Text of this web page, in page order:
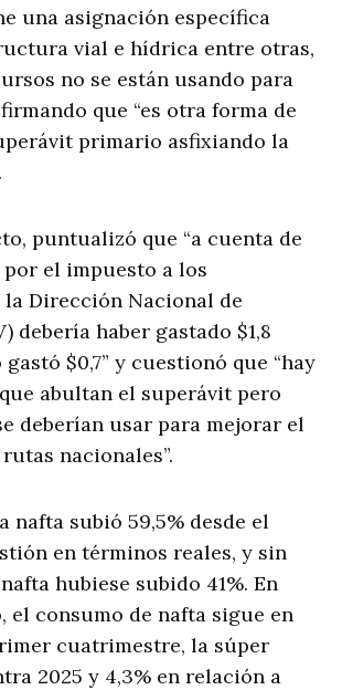
una asignación específica
vial e hídrica entre otras,
no se están usando para
que “es otra forma de
primario asfixiando la
puntualizó que “a cuenta de
el impuesto a los
Dirección Nacional de
debería haber gastado $1,8
$0,7” y cuestionó que “hay
abultan el superávit pero
deberían usar para mejorar el
nacionales”.
nafta subió 59,5% desde el
en términos reales, y sin
hubiese subido 41%. En
el consumo de nafta sigue en
cuatrimestre, la súper
2025 y 4,3% en relación a